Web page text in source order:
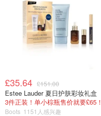
£35.64 £151.00
Estee Lauder 夏日护肤彩妆礼盒
3件正装！单小棕瓶售价就要£65！
Boots 1151人感兴趣